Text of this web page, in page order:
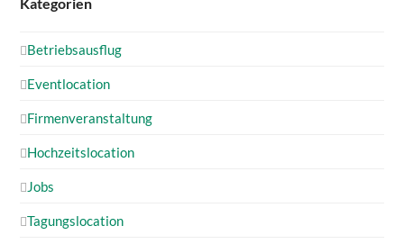
Betriebsausflug
Eventlocation
Firmenveranstaltung
Hochzeitslocation
Jobs
Tagungslocation